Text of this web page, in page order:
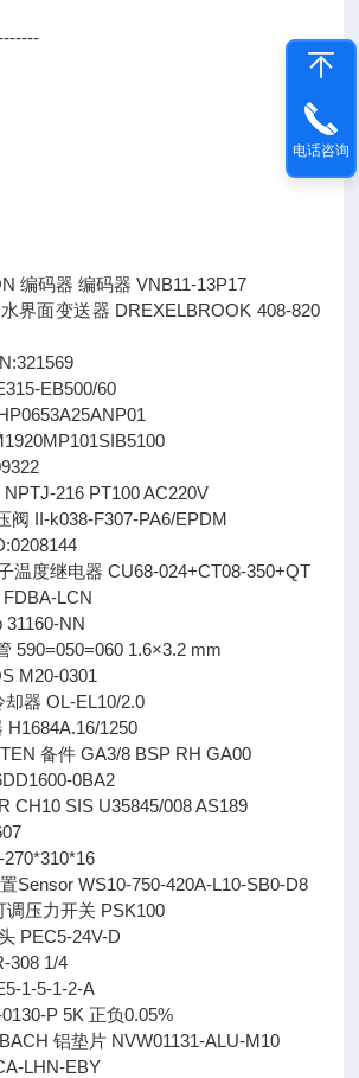
编码器 编码器 VNB11-13P17
界面变送器 DREXELBROOK 408-820
EB500/60
216 PT100 AC220V
阀 II-k038-F307-PA6/EPDM
温度继电器 CU68-024+CT08-350+QT
LCN
31160-NN
590=050=060 1.6×3.2 mm
M20-0301
器 OL-EL10/2.0
H1684A.16/1250
备件 GA3/8 BSP RH GA00
0BA2
CH10 SIS U35845/008 AS189
Sensor WS10-750-420A-L10-SB0-D8
调压力开关 PSK100
PEC5-24V-D
308 1/4
1-5-1-2-A
P 5K 正负0.05%
铝垫片 NVW01131-ALU-M10
LHN-EBY
电话咨询